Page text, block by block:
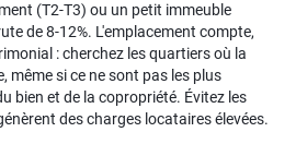
(T2-T3) ou un petit immeuble
de 8-12%. L'emplacement compte,
: cherchez les quartiers où la
même si ce ne sont pas les plus
bien et de la copropriété. Évitez les
des charges locataires élevées.